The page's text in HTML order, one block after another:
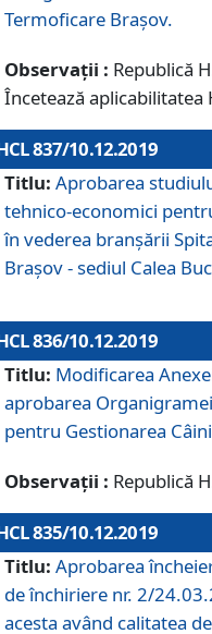
Termoficare Braşov.
Observații : Republică
Încetează aplicabilitatea
837/10.12.2019
Titlu: Aprobarea
tehnico-economici
în vederea branșării
Brașov - sediul Calea
836/10.12.2019
Titlu: Modificarea
aprobarea
pentru Gestionarea
Observații : Republică
835/10.12.2019
Titlu: Aprobarea
de închiriere nr. 2/
acesta având calitatea